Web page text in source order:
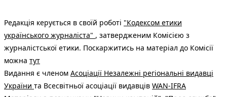
Редакція керується в своїй роботі "Кодексом етики
українського журналіста" , затвердженим Комісією з
журналістської етики. Поскаржитись на матеріал до Комісії
можна тут
Видання є членом Асоціації Незалежні регіональні видавці
України та Всесвітньої асоціації видавців WAN-IFRA